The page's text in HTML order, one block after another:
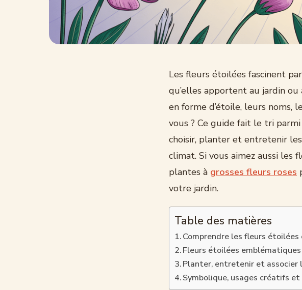
Les fleurs étoilées fascinent
qu’elles apportent au jardin
en forme d’étoile, leurs noms,
vous ? Ce guide fait le tri
choisir, planter et entretenir
climat. Si vous aimez aussi les
plantes à grosses fleurs roses
votre jardin.
Table des matières
Comprendre les fleurs
Fleurs étoilées
Planter, entretenir et associer
Symbolique, usages créatifs